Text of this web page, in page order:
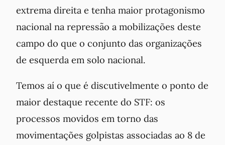
extrema direita e tenha maior protagonismo
nacional na repressão a mobilizações deste
campo do que o conjunto das organizações
de esquerda em solo nacional.
Temos aí o que é discutivelmente o ponto de
maior destaque recente do STF: os
processos movidos em torno das
movimentações golpistas associadas ao 8 de